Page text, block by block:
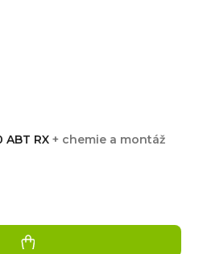
RX + chemie a montáž